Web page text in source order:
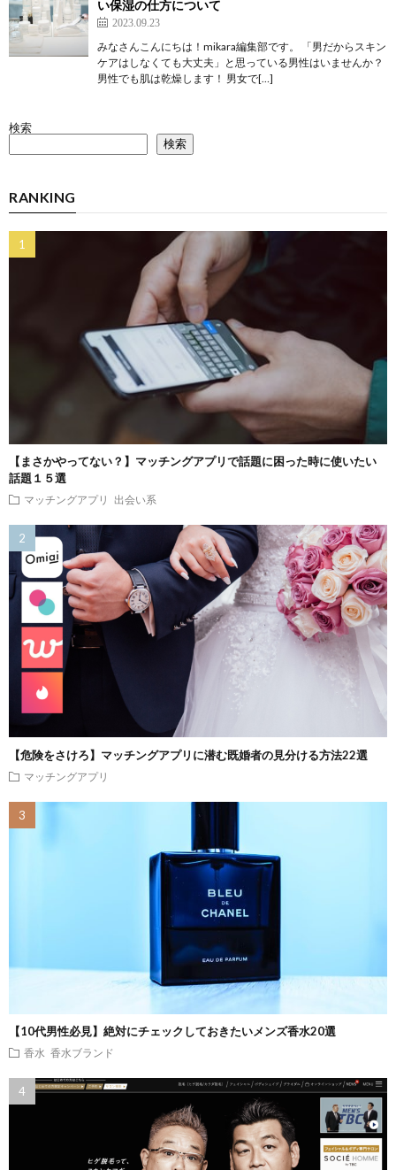
い保湿の仕方について
2023.09.23
みなさんこんにちは！mikara編集部です。 「男だからスキン
ケアはしなくても大丈夫」と思っている男性はいませんか？
男性でも肌は乾燥します！ 男女で[…]
検索
検索
RANKING
【まさかやってない？】マッチングアプリで話題に困った時に使いたい
話題１５選
マッチングアプリ 出会い系
【危険をさけろ】マッチングアプリに潜む既婚者の見分ける方法22選
マッチングアプリ
【10代男性必見】絶対にチェックしておきたいメンズ香水20選
香水 香水ブランド